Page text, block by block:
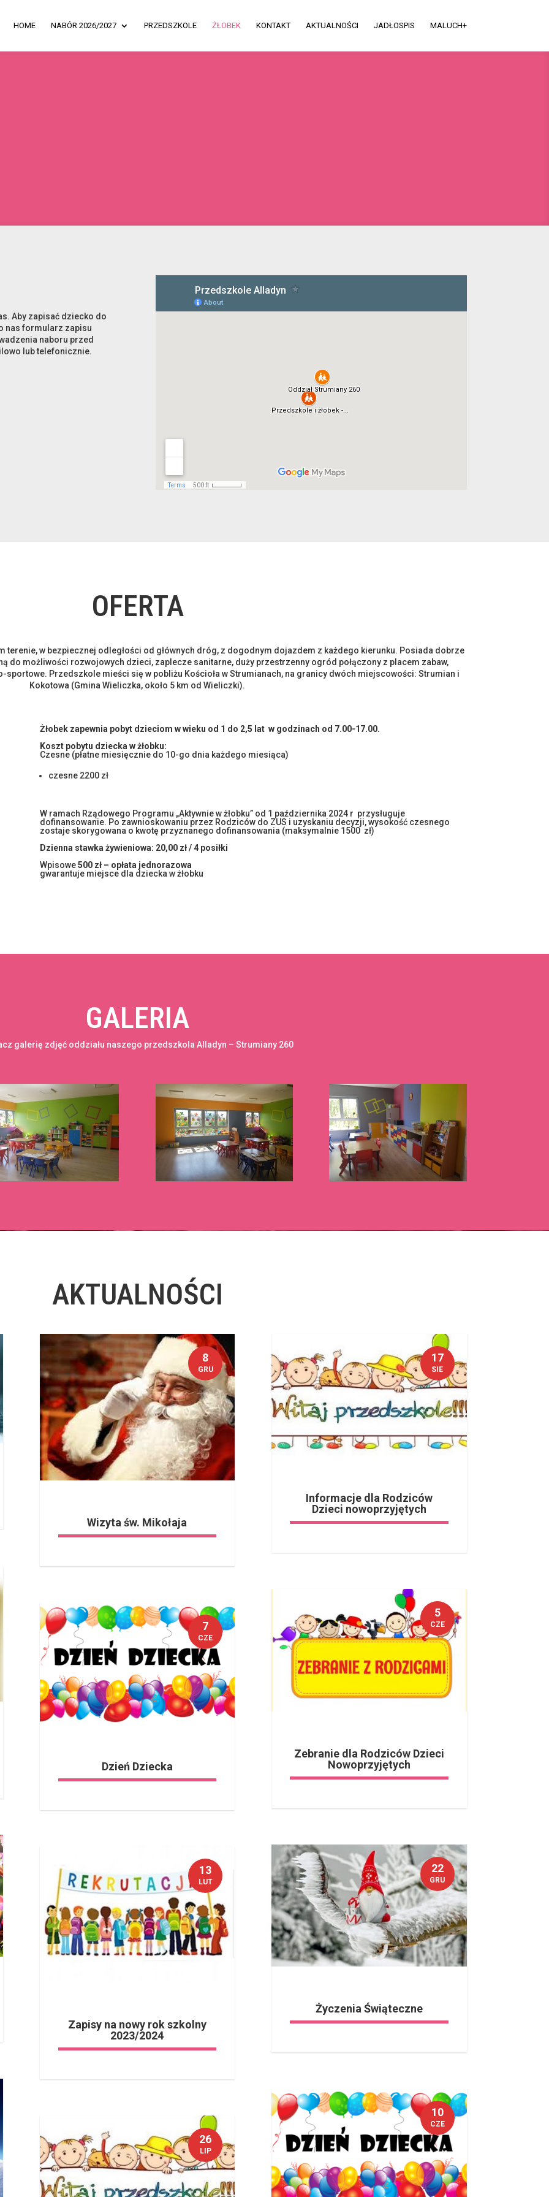
HOME NABÓR 2026/2027 PRZEDSZKOLE ŻŁOBEK KONTAKT AKTUALNOŚCI JADŁOSPIS MALUCH+
Aby zapisać dziecko do
nas formularz zapisu
naboru przed
lub telefonicznie.
OFERTA
terenie, w bezpiecznej odległości od głównych dróg, z dogodnym dojazdem z każdego kierunku. Posiada dobrze
do możliwości rozwojowych dzieci, zaplecze sanitarne, duży przestrzenny ogród połączony z placem zabaw,
Przedszkole mieści się w pobliżu Kościoła w Strumianach, na granicy dwóch miejscowości: Strumian i
Kokotowa (Gmina Wieliczka, około 5 km od Wieliczki).
Żłobek zapewnia pobyt dzieciom w wieku od 1 do 2,5 lat w godzinach od 7.00-17.00.
Koszt pobytu dziecka w żłobku:
Czesne (płatne miesięcznie do 10-go dnia każdego miesiąca)
czesne 2200 zł
W ramach Rządowego Programu „Aktywnie w żłobku” od 1 października 2024 r przysługuje
dofinansowanie. Po zawnioskowaniu przez Rodziców do ZUS i uzyskaniu decyzji, wysokość czesnego
zostaje skorygowana o kwotę przyznanego dofinansowania (maksymalnie 1500 zł)
Dzienna stawka żywieniowa: 20,00 zł / 4 posiłki
Wpisowe500 zł – opłata jednorazowa
gwarantuje miejsce dla dziecka w żłobku
GALERIA
galerię zdjęć oddziału naszego przedszkola Alladyn – Strumiany 260
AKTUALNOŚCI
Wizyta św. Mikołaja
8
GRU
Dzień Dziecka
7
CZE
Zapisy na nowy rok szkolny
2023/2024
13
LUT
26
LIP
Informacje dla Rodziców
Dzieci nowoprzyjętych
17
SIE
Zebranie dla Rodziców Dzieci
Nowoprzyjętych
5
CZE
Życzenia Świąteczne
22
GRU
10
CZE